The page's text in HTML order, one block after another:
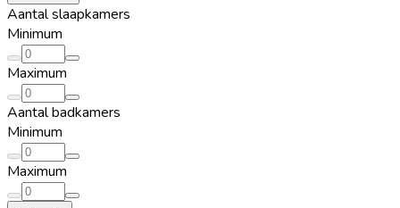
Aantal slaapkamers
Minimum
Maximum
Aantal badkamers
Minimum
Maximum